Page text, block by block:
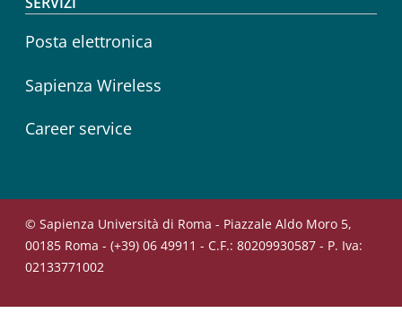
Posta elettronica
Sapienza Wireless
Career service
© Sapienza Università di Roma - Piazzale Aldo Moro 5,
00185 Roma - (+39) 06 49911 - C.F.: 80209930587 - P. Iva:
02133771002